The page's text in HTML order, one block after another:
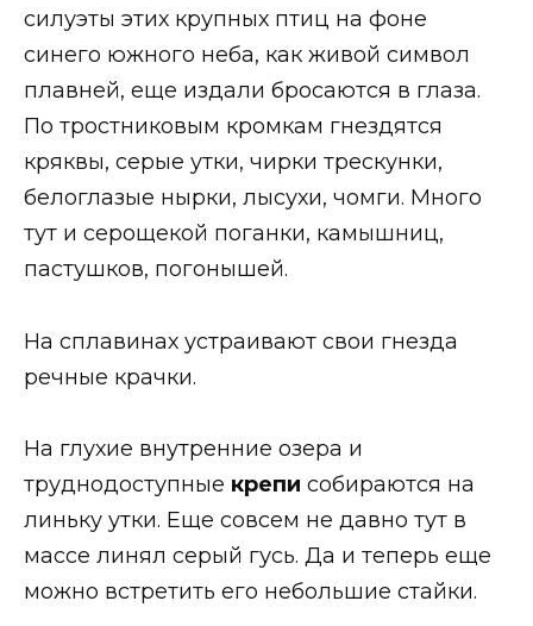
силуэты этих крупных птиц на фоне
синего южного неба, как живой символ
плавней, еще издали бросаются в глаза.
По тростниковым кромкам гнездятся
кряквы, серые утки, чирки трескунки,
белоглазые нырки, лысухи, чомги. Много
тут и серощекой поганки, камышниц,
пастушков, погонышей.
На сплавинах устраивают свои гнезда
речные крачки.
На глухие внутренние озера и
труднодоступные крепи собираются на
линьку утки. Еще совсем не давно тут в
массе линял серый гусь. Да и теперь еще
можно встретить его небольшие стайки.